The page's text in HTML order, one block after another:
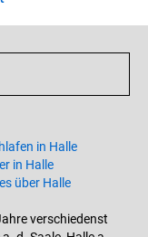
in Halle
in Halle
über Halle
verschiedenst